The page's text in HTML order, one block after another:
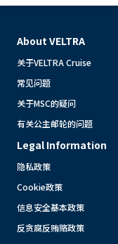
About VELTRA
关于VELTRA Cruise
常见问题
关于MSC的疑问
有关公主邮轮的问题
Legal Information
隐私政策
Cookie政策
信息安全基本政策
反贪腐反贿赂政策